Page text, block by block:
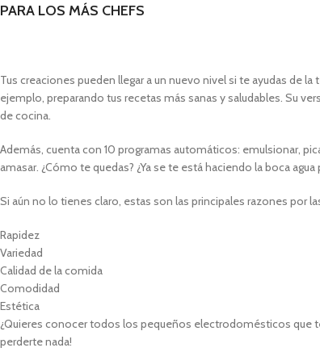
PARA LOS MÁS CHEFS
Tus creaciones pueden llegar a un nuevo nivel si te ayudas de
ejemplo, preparando tus recetas más sanas y saludables. Su
de cocina.
Además, cuenta con 10 programas automáticos: emulsionar,
amasar. ¿Cómo te quedas? ¿Ya se te está haciendo la boca
Si aún no lo tienes claro, estas son las principales razones por
Rapidez
Variedad
Calidad de la comida
Comodidad
Estética
¿Quieres conocer todos los pequeños electrodomésticos que
perderte nada!